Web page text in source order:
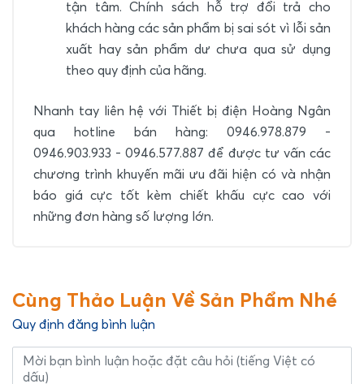
tận tâm. Chính sách hỗ trợ đổi trả cho
khách hàng các sản phẩm bị sai sót vì lỗi sản
xuất hay sản phẩm dư chưa qua sử dụng
theo quy định của hãng.
Nhanh tay liên hệ với Thiết bị điện Hoàng Ngân
qua hotline bán hàng: 0946.978.879 -
0946.903.933 - 0946.577.887 để được tư vấn các
chương trình khuyến mãi ưu đãi hiện có và nhận
báo giá cực tốt kèm chiết khấu cực cao với
những đơn hàng số lượng lớn.
Cùng Thảo Luận Về Sản Phẩm Nhé
Quy định đăng bình luận